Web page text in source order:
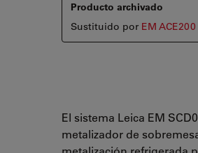
Producto archivado
Sustituido por EM ACE200
El sistema Leica EM
metalizador de